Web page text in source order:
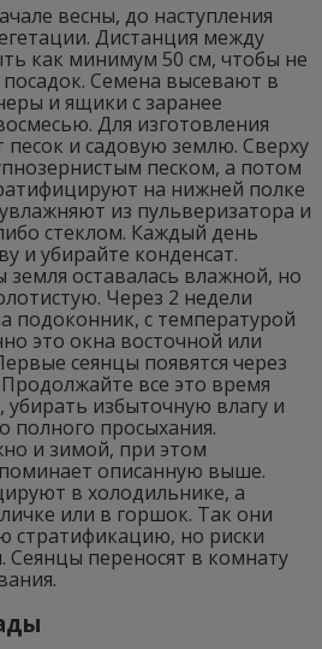
весны, до наступления
Дистанция между
как минимум 50 см, чтобы не
Семена высевают в
и ящики с заранее
Для изготовления
песок и садовую землю. Сверху
песком, а потом
на нижней полке
из пульверизатора и
стеклом. Каждый день
и убирайте конденсат.
земля оставалась влажной, но
Через 2 недели
подоконник, с температурой
это окна восточной или
сеянцы появятся через
все это время
избыточную влагу и
полного просыхания.
и зимой, при этом
описанную выше.
в холодильнике, а
или в горшок. Так они
стратификацию, но риски
Сеянцы переносят в комнату